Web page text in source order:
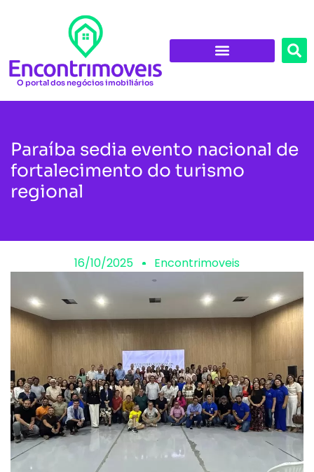
O portal dos negócios imobiliários
Paraíba sedia evento nacional de
fortalecimento do turismo
regional
16/10/2025 Encontrimoveis